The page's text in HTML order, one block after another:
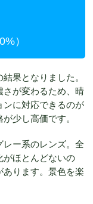
）
果となりました。
さが変わるため、晴
ンに対応できるのが
少し高価です。
ー系のレンズ。全
がほとんどないの
ります。景色を楽